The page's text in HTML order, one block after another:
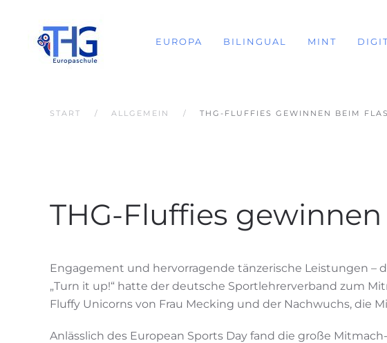
EUROPA BILINGUAL MINT
START ALLGEMEIN THG-FLUFFIES GEWINNEN BEIM
THG-Fluffies
Engagement und hervorragende tänzerische Leistungen
„Turn it up!“ hatte der deutsche Sportlehrerverband zum
Fluffy Unicorns von Frau Mecking und der Nachwuchs, die
Anlässlich des European Sports Day fand die große